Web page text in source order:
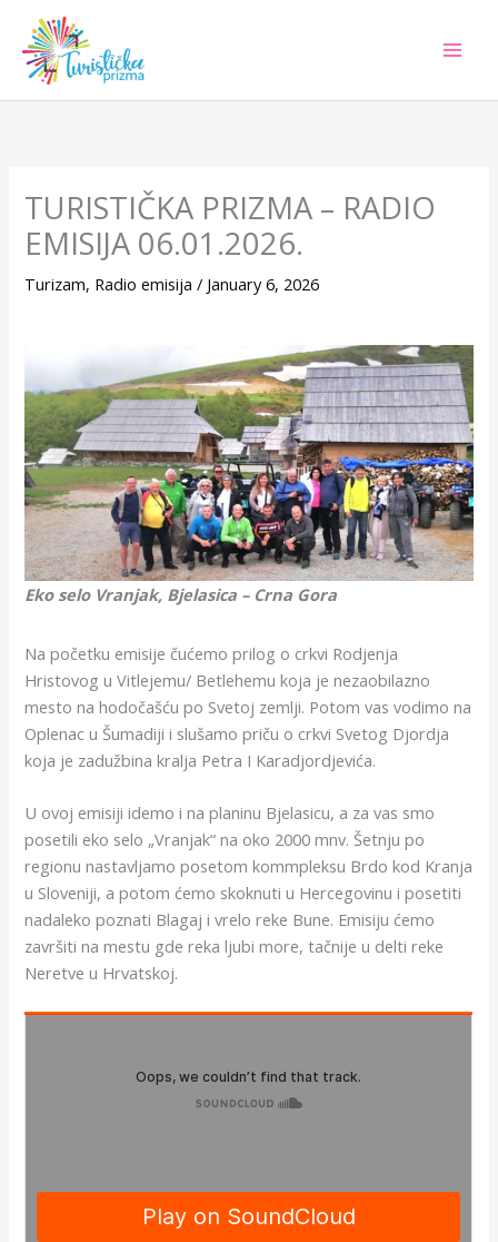
content
TURISTIČKA PRIZMA – RADIO
EMISIJA 06.01.2026.
Turizam, Radio emisija / January 6, 2026
Eko selo Vranjak, Bjelasica – Crna Gora
Na početku emisije čućemo prilog o crkvi Rodjenja
Hristovog u Vitlejemu/ Betlehemu koja je nezaobilazno
mesto na hodočašću po Svetoj zemlji. Potom vas vodimo na
Oplenac u Šumadiji i slušamo priču o crkvi Svetog Djordja
koja je zadužbina kralja Petra I Karadjordjevića.
U ovoj emisiji idemo i na planinu Bjelasicu, a za vas smo
posetili eko selo „Vranjak“ na oko 2000 mnv. Šetnju po
regionu nastavljamo posetom kommpleksu Brdo kod Kranja
u Sloveniji, a potom ćemo skoknuti u Hercegovinu i posetiti
nadaleko poznati Blagaj i vrelo reke Bune. Emisiju ćemo
završiti na mestu gde reka ljubi more, tačnije u delti reke
Neretve u Hrvatskoj.